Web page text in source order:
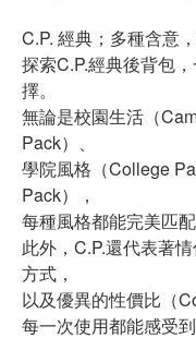
C.P. 經典；多種含意
探索C.P.經典後背包
擇。
無論是校園生活（
Pack）、
學院風格（College
Pack），
每種風格都能完美匹配
此外，C.P.還代表著
方式，
以及優異的性價比（
每一次使用都能感受到